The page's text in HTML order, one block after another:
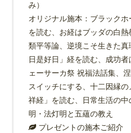
み）
オリジナル施本：ブラックホ
を読む、お経はブッダの白
類平等論、逆境こそ生きた
日是好日」経を読む、成功
ェーサーカ祭 祝福法話集、
スイッチにする、十二因縁
祥経」を読む、日常生活の
明・法灯明と五蘊の教え
プレゼントの施本ご紹介